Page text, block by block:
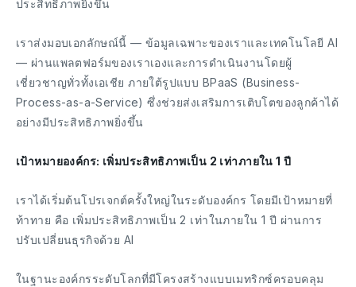
ประสิทธิภาพยิ่งขึ้น
เราส่งมอบเอกลักษณ์นี้ — ข้อมูลเฉพาะของเราและเทคโนโลยี AI
— ผ่านแพลตฟอร์มของเราเองและการดำเนินงานโดยผู้
เชี่ยวชาญทั่วทั้งเอเชีย ภายใต้รูปแบบ BPaaS (Business-
Process-as-a-Service) ซึ่งช่วยส่งเสริมการเติบโตของลูกค้าได้
อย่างมีประสิทธิภาพยิ่งขึ้น
เป้าหมายองค์กร: เพิ่มประสิทธิภาพเป็น 2 เท่าภายใน 1 ปี
เราได้เริ่มต้นโปรเจกต์ครั้งใหญ่ในระดับองค์กร โดยมีเป้าหมายที่
ท้าทาย คือ เพิ่มประสิทธิภาพเป็น 2 เท่าในภายใน 1 ปี ผ่านการ
ปรับเปลี่ยนธุรกิจด้วย AI
ในฐานะองค์กรระดับโลกที่มีโครงสร้างแบบเมทริกซ์ครอบคลุม